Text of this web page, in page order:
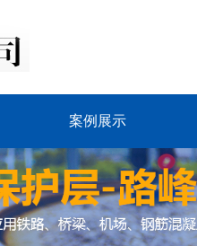
案例展示